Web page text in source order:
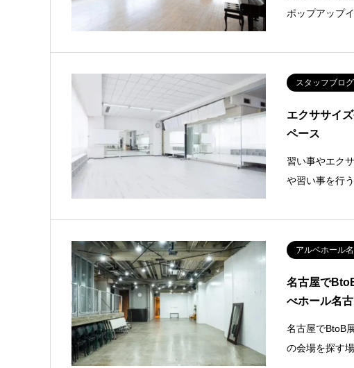
ポップアップ
スタッフブログ
エクササイ
ペース
習い事やエク
や習い事を行
アルベホール
名古屋で
べホール名
名古屋でBtoB
の会場を探す